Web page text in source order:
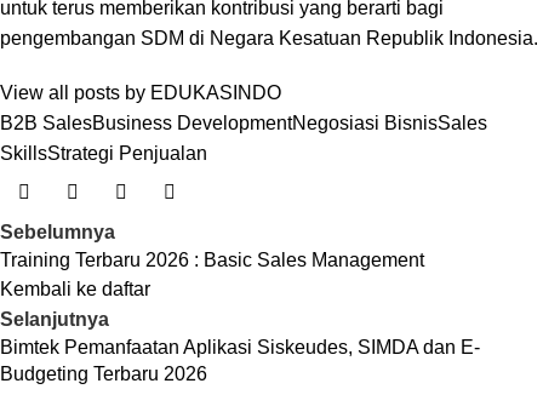
untuk terus memberikan kontribusi yang berarti bagi
pengembangan SDM di Negara Kesatuan Republik Indonesia.
View all posts by EDUKASINDO
B2B SalesBusiness DevelopmentNegosiasi BisnisSales
SkillsStrategi Penjualan
Sebelumnya
Training Terbaru 2026 : Basic Sales Management
Kembali ke daftar
Selanjutnya
Bimtek Pemanfaatan Aplikasi Siskeudes, SIMDA dan E-
Budgeting Terbaru 2026